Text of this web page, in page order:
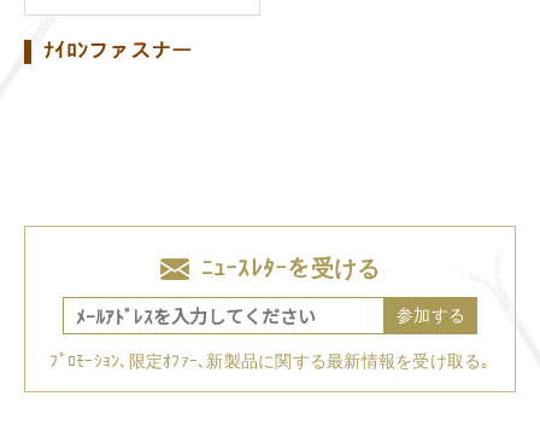
ﾅｲﾛﾝファスナー
ﾆｭｰｽﾚﾀｰを受ける
参加する
ﾌﾟﾛﾓｰｼｮﾝ､限定ｵﾌｧｰ､新製品に関する最新情報を受け取る｡